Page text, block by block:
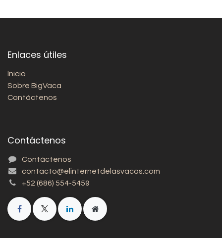
Enlaces útiles
Inicio
Sobre BigVaca
Contáctenos
Contáctenos
Contáctenos
contacto@elinternetdelasvacas.com
+52 (686) 554-5459